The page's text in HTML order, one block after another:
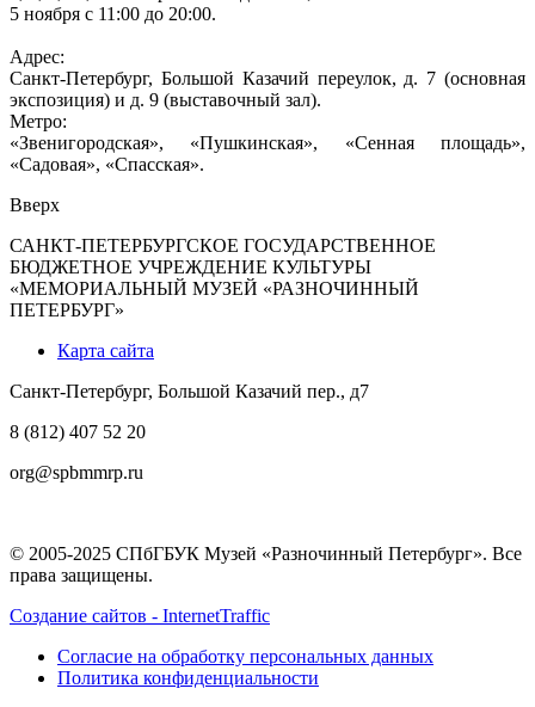
5 ноября с 11:00 до 20:00.
Адрес:
Санкт-Петербург, Большой Казачий переулок, д. 7 (основная
экспозиция) и д. 9 (выставочный зал).
Метро:
«Звенигородская», «Пушкинская», «Сенная площадь»,
«Садовая», «Спасская».
Вверх
САНКТ-ПЕТЕРБУРГСКОЕ ГОСУДАРСТВЕННОЕ
БЮДЖЕТНОЕ УЧРЕЖДЕНИЕ КУЛЬТУРЫ
«МЕМОРИАЛЬНЫЙ МУЗЕЙ «РАЗНОЧИННЫЙ
ПЕТЕРБУРГ»
Карта сайта
Санкт-Петербург, Большой Казачий пер., д7
8 (812) 407 52 20
org@spbmmrp.ru
© 2005-2025 СПбГБУК Музей «Разночинный Петербург». Все
права защищены.
Создание сайтов - InternetTraffic
Согласие на обработку персональных данных
Политика конфиденциальности